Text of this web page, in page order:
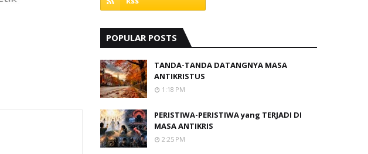
POPULAR POSTS
TANDA-TANDA DATANGNYA MASA
ANTIKRISTUS
1:18 PM
PERISTIWA-PERISTIWA yang TERJADI DI
MASA ANTIKRIS
2:25 PM